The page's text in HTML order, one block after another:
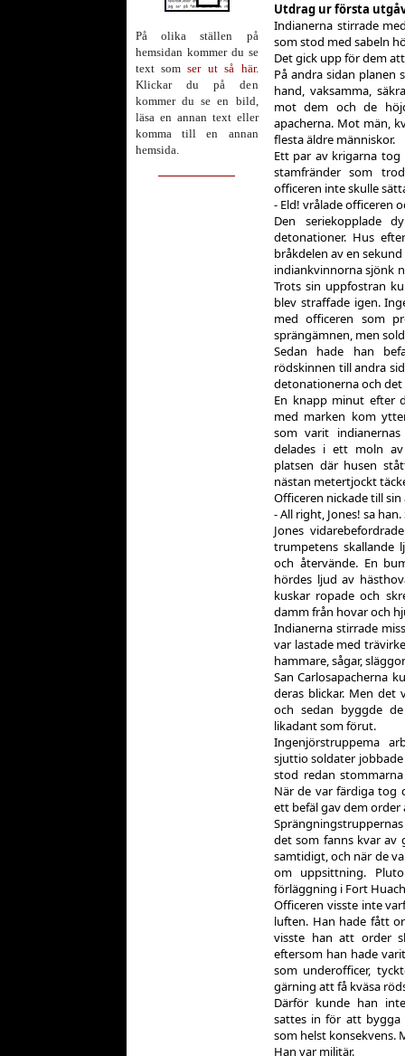
På olika ställen på
hemsidan kommer du se
text somser ut så här.
Klickar du på den
kommer du se en bild,
läsa en annan text eller
komma till en annan
hemsida.
Utdrag ur första
Indianerna stirrade
som stod med sabeln
Det gick upp för dem
På andra sidan planen
hand, vaksamma,
mot dem och de
apacherna. Mot män,
flesta äldre människor.
Ett par av krigarna tog
stamfränder som
officeren inte skulle
- Eld! vrålade officeren
Den seriekopplade
detonationer. Hus
bråkdelen av en
indiankvinnorna sjönk
Trots sin uppfostran
blev straffade igen.
med officeren som
sprängämnen, men
Sedan hade han
rödskinnen till andra
detonationerna och
En knapp minut efter
med marken kom
som varit
delades i ett moln
platsen där husen
nästan metertjockt
Officeren nickade till
- All right, Jones! sa
Jones
trumpetens skallande
och återvände. En
hördes ljud av
kuskar ropade och
damm från hovar och
Indianerna stirrade
var lastade med
hammare, sågar,
San Carlosapacherna
deras blickar. Men det
och sedan byggde
likadant som förut.
Ingenjörstruppema
sjuttio soldater
stod redan
När de var färdiga tog
ett befäl gav dem
det som fanns kvar av
samtidigt, och när de
om uppsittning.
förläggning i Fort
Officeren visste inte
luften. Han hade fått
visste han att order
eftersom han hade
som underofficer,
gärning att få kväsa
Därför kunde han
sattes in för att bygga
som helst konsekvens.
Han var militär.